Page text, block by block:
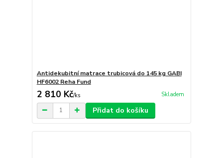
Antidekubitní matrace trubicová do 145 kg GABI
HF6002 Reha Fund
2 810 Kč/ks Skladem
Přidat do košíku